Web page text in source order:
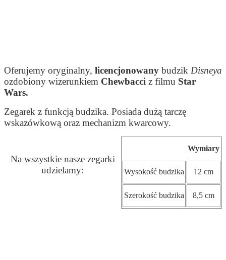
Oferujemy oryginalny, licencjonowany budzik Disneya
ozdobiony wizerunkiem Chewbacci z filmu Star
Wars.
Zegarek z funkcją budzika. Posiada dużą tarczę
wskazówkową oraz mechanizm kwarcowy.
Wymiary
Wysokość budzika 12 cm
Szerokość budzika 8,5 cm
Na wszystkie nasze zegarki
udzielamy: